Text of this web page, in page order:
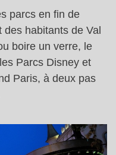
parcs en fin de
des habitants de Val
boire un verre, le
Parcs Disney et
Paris, à deux pas